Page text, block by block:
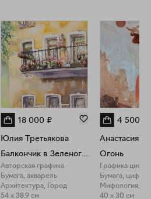
18 000 ₽
Юлия Третьякова
Балкончик в Зеленоградске
Авторская графика
Бумага, акварель
Архитектура, Город
54 x 38.9 см
4 500
Анастасия
Огонь
Бумага,
Мифология,
40 x 30 см